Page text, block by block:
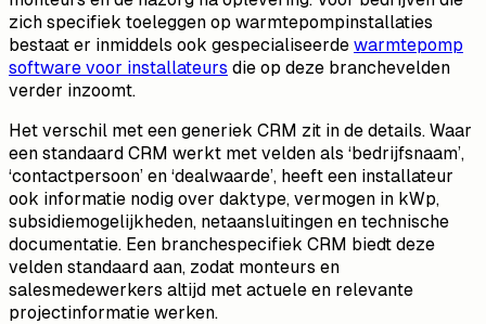
zich specifiek toeleggen op warmtepompinstallaties
bestaat er inmiddels ook gespecialiseerde warmtepomp
software voor installateurs die op deze branchevelden
verder inzoomt.
Het verschil met een generiek CRM zit in de details. Waar
een standaard CRM werkt met velden als ‘bedrijfsnaam’,
‘contactpersoon’ en ‘dealwaarde’, heeft een installateur
ook informatie nodig over daktype, vermogen in kWp,
subsidiemogelijkheden, netaansluitingen en technische
documentatie. Een branchespecifiek CRM biedt deze
velden standaard aan, zodat monteurs en
salesmedewerkers altijd met actuele en relevante
projectinformatie werken.